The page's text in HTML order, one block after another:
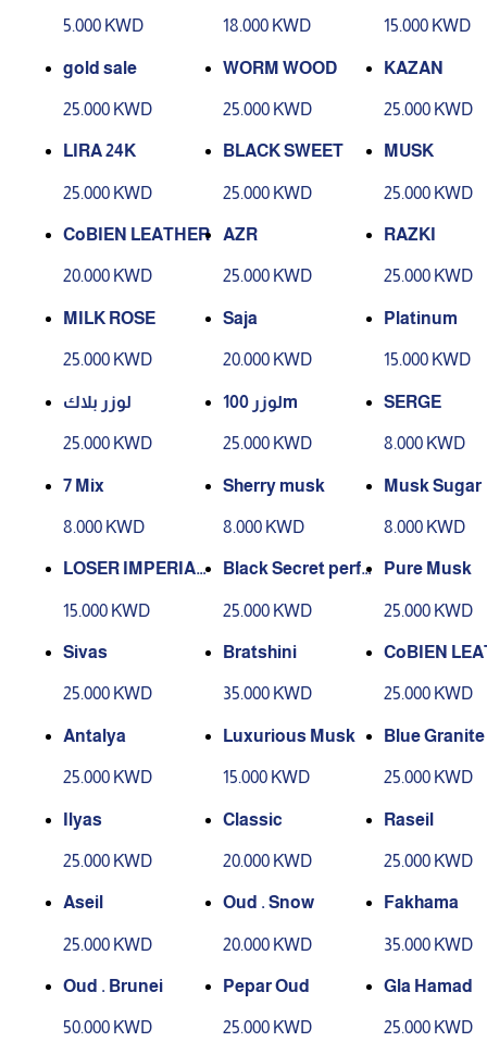
5.000 KWD 18.000 KWD 15.000 KWD
gold sale
25.000 KWD
WORM WOOD
25.000 KWD
KAZAN
25.000 KWD
LIRA 24K
25.000 KWD
BLACK SWEET
25.000 KWD
MUSK
25.000 KWD
CoBIEN LEATHER
20.000 KWD
AZR
25.000 KWD
RAZKI
25.000 KWD
MILK ROSE
25.000 KWD
Saja
20.000 KWD
Platinum
15.000 KWD
لوزر بلاك
25.000 KWD
لوزر 100m
25.000 KWD
SERGE
8.000 KWD
7 Mix
8.000 KWD
Sherry musk
8.000 KWD
Musk Sugar
8.000 KWD
LOSER IMPERIAL
15.000 KWD
Black Secret perfu
25.000 KWD
Pure Musk
25.000 KWD
Sivas
25.000 KWD
Bratshini
35.000 KWD
CoBIEN
25.000 KWD
Antalya
25.000 KWD
Luxurious Musk
15.000 KWD
Blue Granite
25.000 KWD
Ilyas
25.000 KWD
Classic
20.000 KWD
Raseil
25.000 KWD
Aseil
25.000 KWD
Oud . Snow
20.000 KWD
Fakhama
35.000 KWD
Oud . Brunei
50.000 KWD
Pepar Oud
25.000 KWD
Gla Hamad
25.000 KWD